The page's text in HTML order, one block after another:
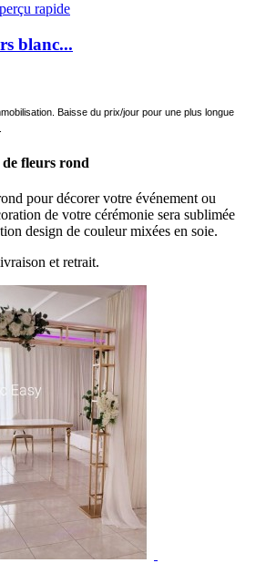
rapide
blanc...
Baisse du prix/jour pour une plus longue
fleurs rond
pour décorer votre événement ou
de votre cérémonie sera sublimée
design de couleur mixées en soie.
et retrait.